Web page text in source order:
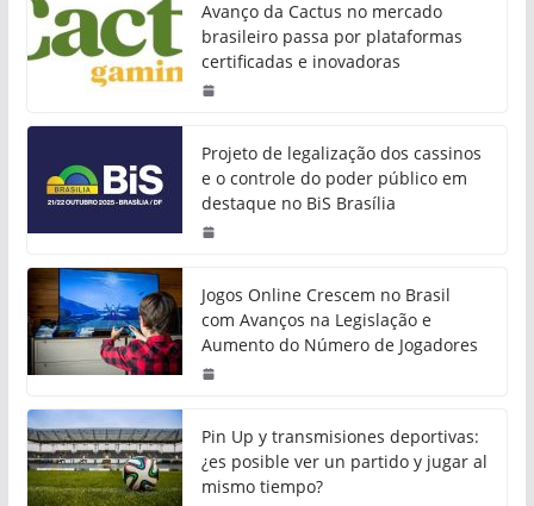
Avanço da Cactus no mercado
brasileiro passa por plataformas
certificadas e inovadoras
Projeto de legalização dos cassinos
e o controle do poder público em
destaque no BiS Brasília
Jogos Online Crescem no Brasil
com Avanços na Legislação e
Aumento do Número de Jogadores
Pin Up y transmisiones deportivas:
¿es posible ver un partido y jugar al
mismo tiempo?